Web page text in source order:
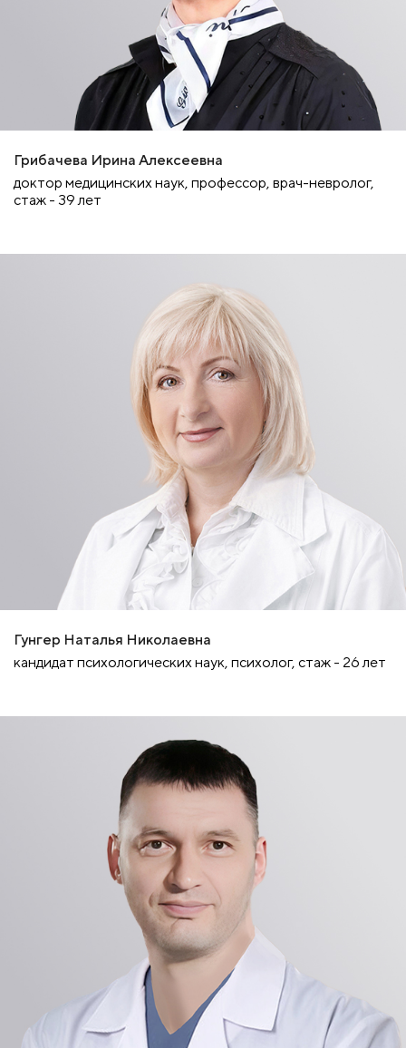
Грибачева Ирина Алексеевна
доктор медицинских наук, профессор, врач-невролог,
стаж - 39 лет
Гунгер Наталья Николаевна
кандидат психологических наук, психолог, стаж - 26 лет